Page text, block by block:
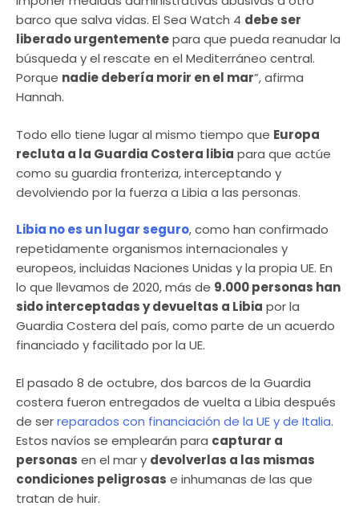
barco que salva vidas. El Sea Watch 4 debe ser
liberado urgentementepara que pueda reanudar la
búsqueda y el rescate en el Mediterráneo central.
Porque nadie debería morir en el mar”, afirma
Hannah.
Todo ello tiene lugar al mismo tiempo que Europa
recluta a la Guardia Costera libia para que actúe
como su guardia fronteriza, interceptando y
devolviendo por la fuerza a Libia a las personas.
Libia no es un lugar seguro, como han confirmado
repetidamente organismos internacionales y
europeos, incluidas Naciones Unidas y la propia UE. En
lo que llevamos de 2020, más de 9.000 personas han
sido interceptadas y devueltas a Libia por la
Guardia Costera del país, como parte de un acuerdo
financiado y facilitado por la UE.
El pasado 8 de octubre, dos barcos de la Guardia
costera fueron entregados de vuelta a Libia después
de serreparados con financiación de la UE y de Italia.
Estos navíos se emplearán para capturar a
personas en el mar y devolverlas a las mismas
condiciones peligrosas e inhumanas de las que
tratan de huir.